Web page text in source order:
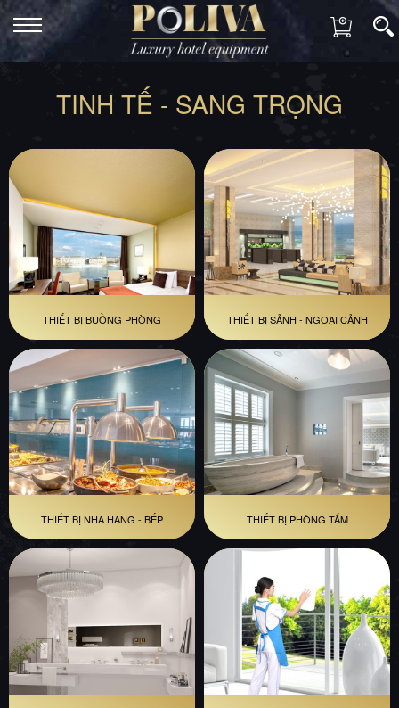
TINH TẾ - SANG TRỌNG
THIẾT BỊ BUỒNG PHÒNG THIẾT BỊ SẢNH - NGOẠI CẢNH
THIẾT BỊ NHÀ HÀNG - BẾP THIẾT BỊ PHÒNG TẮM